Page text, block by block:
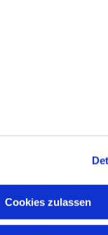
Cookies zulassen